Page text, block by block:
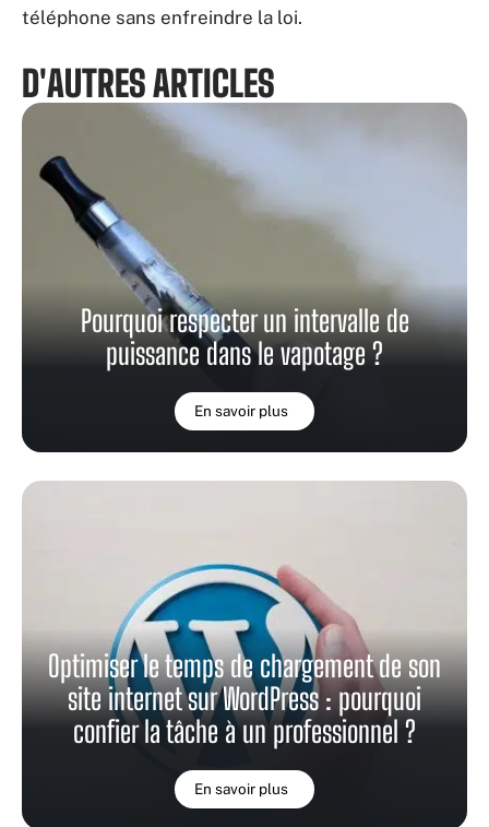
téléphone sans enfreindre la loi.
D'AUTRES ARTICLES
Pourquoi respecter un intervalle de
puissance dans le vapotage ?
En savoir plus
Optimiser le temps de chargement de son
site internet sur WordPress : pourquoi
confier la tâche à un professionnel ?
En savoir plus